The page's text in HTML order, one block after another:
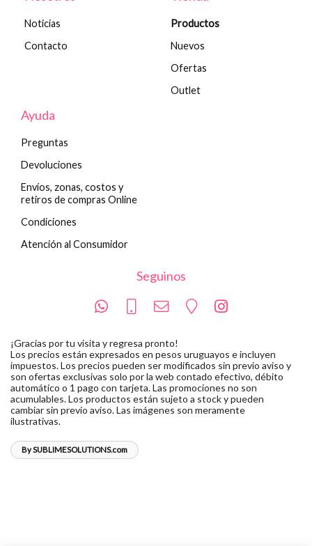
Noticias
Contacto
Productos
Nuevos
Ofertas
Outlet
Ayuda
Preguntas
Devoluciones
Envíos, zonas, costos y
retiros de compras Online
Condiciones
Atención al Consumidor
Seguinos
¡Gracias por tu visita y regresa pronto!
Los precios están expresados en pesos uruguayos e incluyen
impuestos. Los precios pueden ser modificados sin previo aviso y
son ofertas exclusivas solo por la web contado efectivo, débito
automático o 1 pago con tarjeta. Las promociones no son
acumulables. Los productos están sujeto a stock y pueden
cambiar sin previo aviso. Las imágenes son meramente
ilustrativas.
By SUBLIMESOLUTIONS.com